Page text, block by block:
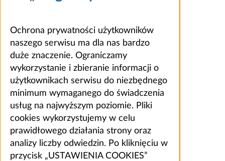
Ochrona prywatności użytkowników
naszego serwisu ma dla nas bardzo
duże znaczenie. Ograniczamy
wykorzystanie i zbieranie informacji o
użytkownikach serwisu do niezbędnego
minimum wymaganego do świadczenia
usług na najwyższym poziomie. Pliki
cookies wykorzystujemy w celu
prawidłowego działania strony oraz
analizy liczby odwiedzin. Po kliknięciu w
przycisk „USTAWIENIA COOKIES”